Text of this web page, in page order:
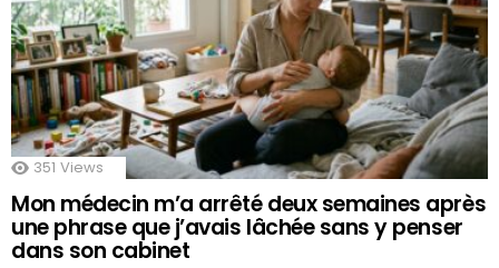
351 Views
Mon médecin m’a arrêté deux semaines après
une phrase que j’avais lâchée sans y penser
dans son cabinet